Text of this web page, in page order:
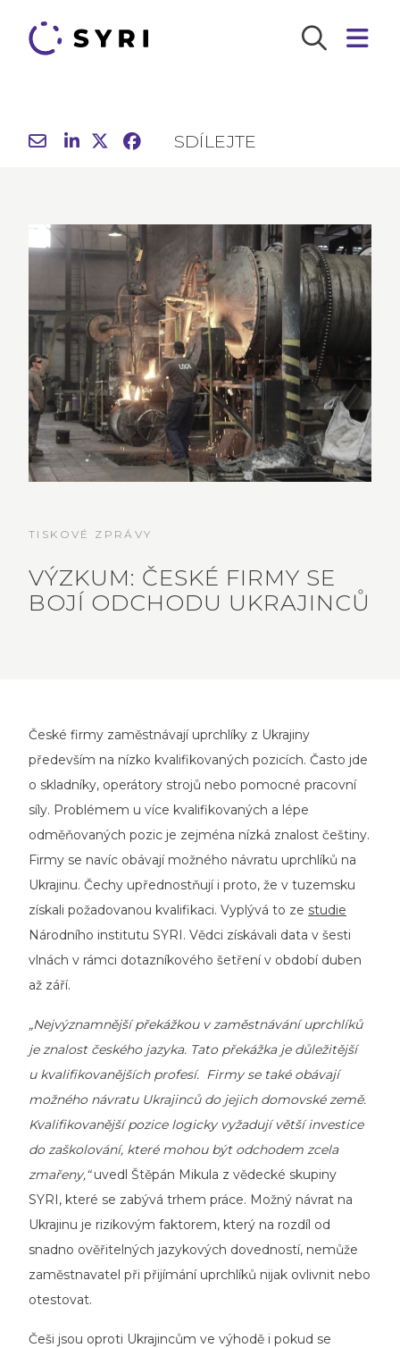
SDÍLEJTE
TISKOVÉ ZPRÁVY
VÝZKUM: ČESKÉ FIRMY SE
BOJÍ ODCHODU UKRAJINCŮ
České firmy zaměstnávají uprchlíky z Ukrajiny
především na nízko kvalifikovaných pozicích. Často jde
o skladníky, operátory strojů nebo pomocné pracovní
síly. Problémem u více kvalifikovaných a lépe
odměňovaných pozic je zejména nízká znalost češtiny.
Firmy se navíc obávají možného návratu uprchlíků na
Ukrajinu. Čechy upřednostňují i proto, že v tuzemsku
získali požadovanou kvalifikaci. Vyplývá to ze studie
Národního institutu SYRI. Vědci získávali data v šesti
vlnách v rámci dotazníkového šetření v období duben
až září.
„Nejvýznamnější překážkou v zaměstnávání uprchlíků
je znalost českého jazyka. Tato překážka je důležitější
u kvalifikovanějších profesí. Firmy se také obávají
možného návratu Ukrajinců do jejich domovské země.
Kvalifikovanější pozice logicky vyžadují větší investice
do zaškolování, které mohou být odchodem zcela
zmařeny,“uvedl Štěpán Mikula z vědecké skupiny
SYRI, které se zabývá trhem práce. Možný návrat na
Ukrajinu je rizikovým faktorem, který na rozdíl od
snadno ověřitelných jazykových dovedností, nemůže
zaměstnavatel při přijímání uprchlíků nijak ovlivnit nebo
otestovat.
Češi jsou oproti Ukrajincům ve výhodě i pokud se